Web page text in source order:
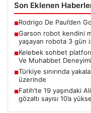
Son Eklenen
■Rodrigo De Paul’den
■Garson robot kendini
yaşayan robota 3 gün
■Kelebek sohbet
Ve Muhabbet Deneyimi
■Türkiye sınırında
üzerinde
■Fatih’te 19 yaşındaki
gözaltı sayısı 10’a